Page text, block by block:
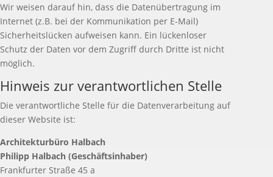
Wir weisen darauf hin, dass die Datenübertragung im
Internet (z.B. bei der Kommunikation per E-Mail)
Sicherheitslücken aufweisen kann. Ein lückenloser
Schutz der Daten vor dem Zugriff durch Dritte ist nicht
möglich.
Hinweis zur verantwortlichen Stelle
Die verantwortliche Stelle für die Datenverarbeitung auf
dieser Website ist:
Architekturbüro Halbach
Philipp Halbach (Geschäftsinhaber)
Frankfurter Straße 45 a